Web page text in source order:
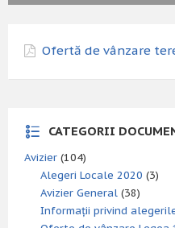
Ofertă de vânzare
CATEGORII
Avizier (104)
Alegeri Locale 2020 (3)
Avizier General (38)
Informații privind